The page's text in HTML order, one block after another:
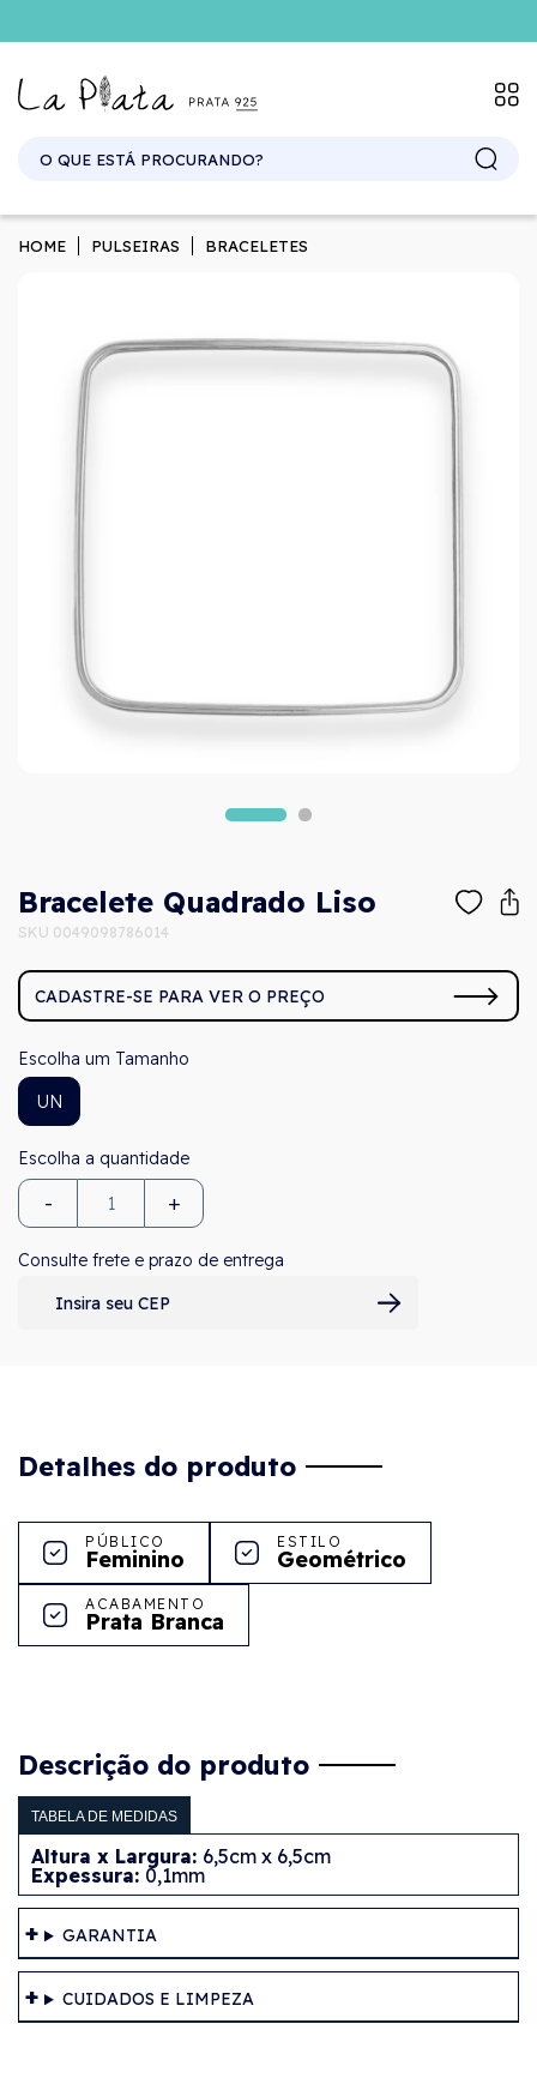
HOME PULSEIRAS BRACELETES
Bracelete Quadrado Liso
SKU 0049098786014
CADASTRE-SE PARA VER O PREÇO
Tamanho
UN
- +
Consulte frete e prazo de entrega
Detalhes do produto
PÚBLICO
Feminino
ESTILO
Geométrico
ACABAMENTO
Prata Branca
Descrição do produto
TABELA DE MEDIDAS
Altura x Largura: 6,5cm x 6,5cm
Expessura: 0,1mm
GARANTIA
CUIDADOS E LIMPEZA